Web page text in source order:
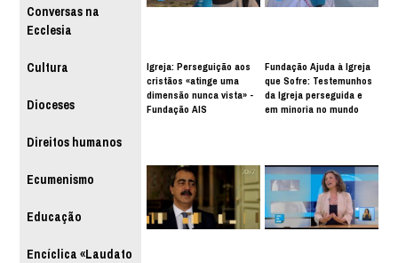
Conversas na
Ecclesia
Cultura
Dioceses
Direitos humanos
Ecumenismo
Educação
Encíclica «Laudato
Igreja: Perseguição aos
cristãos «atinge uma
dimensão nunca vista» -
Fundação AIS
Fundação Ajuda à Igreja
que Sofre: Testemunhos
da Igreja perseguida e
em minoria no mundo